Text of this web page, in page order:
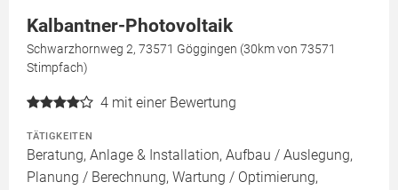
Kalbantner-Photovoltaik
Schwarzhornweg 2, 73571 Göggingen (30km von 73571
Stimpfach)
4 mit einer Bewertung
TÄTIGKEITEN
Beratung, Anlage & Installation, Aufbau / Auslegung,
Planung / Berechnung, Wartung / Optimierung,